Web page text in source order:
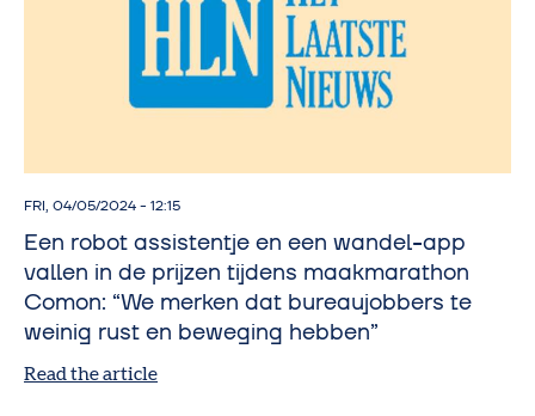
FRI, 04/05/2024 - 12:15
Een robot assistentje en een wandel-app
vallen in de prijzen tijdens maakmarathon
Comon: “We merken dat bureaujobbers te
weinig rust en beweging hebben”
Read the article